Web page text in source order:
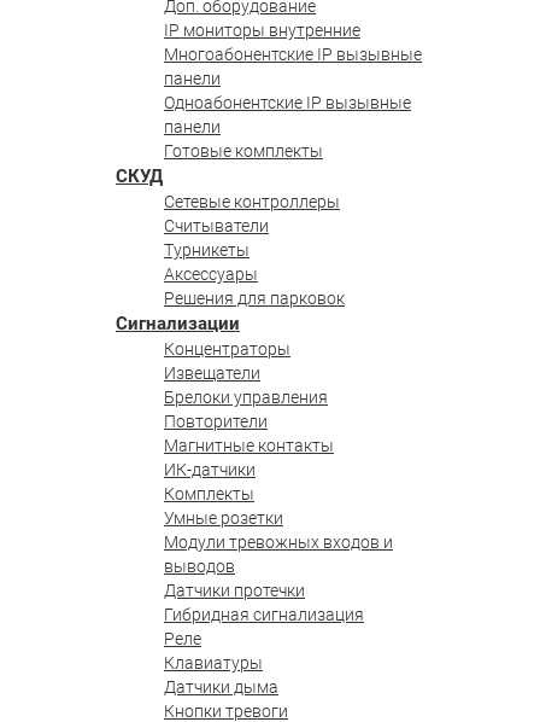
Доп. оборудование
IP мониторы внутренние
Многоабонентские IP вызывные
панели
Одноабонентские IP вызывные
панели
Готовые комплекты
СКУД
Сетевые контроллеры
Считыватели
Турникеты
Аксессуары
Решения для парковок
Сигнализации
Концентраторы
Извещатели
Брелоки управления
Повторители
Магнитные контакты
ИК-датчики
Комплекты
Умные розетки
Модули тревожных входов и
выводов
Датчики протечки
Гибридная сигнализация
Реле
Клавиатуры
Датчики дыма
Кнопки тревоги